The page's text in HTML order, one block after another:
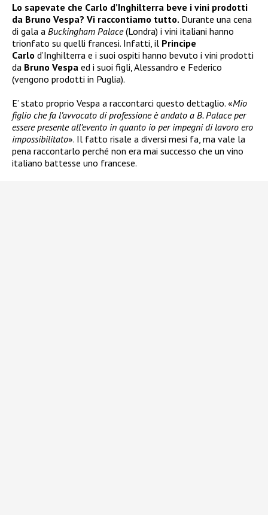
Lo sapevate che Carlo d’Inghilterra beve i vini prodotti
da Bruno Vespa? Vi raccontiamo tutto. Durante una cena
di gala a Buckingham Palace(Londra) i vini italiani hanno
trionfato su quelli francesi. Infatti, il Principe
Carlo d’Inghilterra e i suoi ospiti hanno bevuto i vini prodotti
da Bruno Vespa ed i suoi figli, Alessandro e Federico
(vengono prodotti in Puglia).
E’ stato proprio Vespa a raccontarci questo dettaglio. «Mio
figlio che fa l’avvocato di professione è andato a B. Palace per
essere presente all’evento in quanto io per impegni di lavoro ero
impossibilitato». Il fatto risale a diversi mesi fa, ma vale la
pena raccontarlo perché non era mai successo che un vino
italiano battesse uno francese.